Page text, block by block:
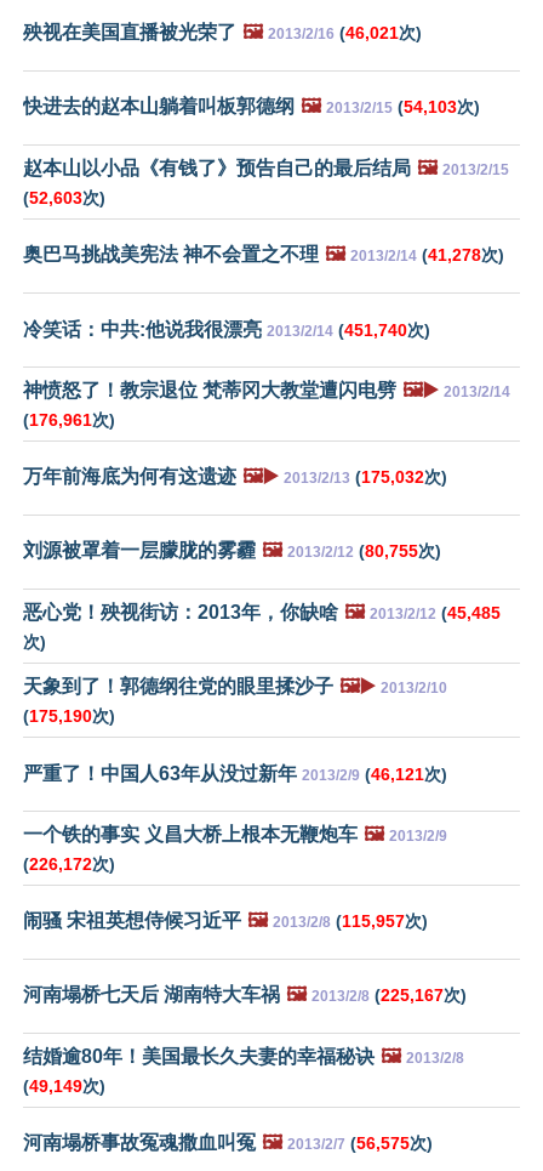
殃视在美国直播被光荣了 🖼️ 2013/2/16 (46,021次)
快进去的赵本山躺着叫板郭德纲 🖼️ 2013/2/15 (54,103次)
赵本山以小品《有钱了》预告自己的最后结局 🖼️ 2013/2/15
(52,603次)
奥巴马挑战美宪法 神不会置之不理 🖼️ 2013/2/14 (41,278次)
冷笑话：中共:他说我很漂亮 2013/2/14 (451,740次)
神愤怒了！教宗退位 梵蒂冈大教堂遭闪电劈 🖼️▶️ 2013/2/14
(176,961次)
万年前海底为何有这遗迹 🖼️▶️ 2013/2/13 (175,032次)
刘源被罩着一层朦胧的雾霾 🖼️ 2013/2/12 (80,755次)
恶心党！殃视街访：2013年，你缺啥 🖼️ 2013/2/12 (45,485
次)
天象到了！郭德纲往党的眼里揉沙子 🖼️▶️ 2013/2/10
(175,190次)
严重了！中国人63年从没过新年 2013/2/9 (46,121次)
一个铁的事实 义昌大桥上根本无鞭炮车 🖼️ 2013/2/9
(226,172次)
闹骚 宋祖英想侍候习近平 🖼️ 2013/2/8 (115,957次)
河南塌桥七天后 湖南特大车祸 🖼️ 2013/2/8 (225,167次)
结婚逾80年！美国最长久夫妻的幸福秘诀 🖼️ 2013/2/8
(49,149次)
河南塌桥事故冤魂撒血叫冤 🖼️ 2013/2/7 (56,575次)